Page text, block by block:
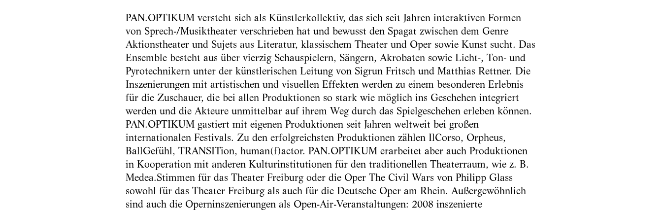
PAN.OPTIKUM versteht sich als Künstlerkollektiv, das sich seit Jahren interaktiven Formen
von Sprech-/Musiktheater verschrieben hat und bewusst den Spagat zwischen dem Genre
Aktionstheater und Sujets aus Literatur, klassischem Theater und Oper sowie Kunst sucht. Das
Ensemble besteht aus über vierzig Schauspielern, Sängern, Akrobaten sowie Licht-, Ton- und
Pyrotechnikern unter der künstlerischen Leitung von Sigrun Fritsch und Matthias Rettner. Die
Inszenierungen mit artistischen und visuellen Effekten werden zu einem besonderen Erlebnis
für die Zuschauer, die bei allen Produktionen so stark wie möglich ins Geschehen integriert
werden und die Akteure unmittelbar auf ihrem Weg durch das Spielgeschehen erleben können.
PAN.OPTIKUM gastiert mit eigenen Produktionen seit Jahren weltweit bei großen
internationalen Festivals. Zu den erfolgreichsten Produktionen zählen IlCorso, Orpheus,
BallGefühl, TRANSITion, human(f)actor. PAN.OPTIKUM erarbeitet aber auch Produktionen
in Kooperation mit anderen Kulturinstitutionen für den traditionellen Theaterraum, wie z. B.
Medea.Stimmen für das Theater Freiburg oder die Oper The Civil Wars von Philipp Glass
sowohl für das Theater Freiburg als auch für die Deutsche Oper am Rhein. Außergewöhnlich
sind auch die Operninszenierungen als Open-Air-Veranstaltungen: 2008 inszenierte